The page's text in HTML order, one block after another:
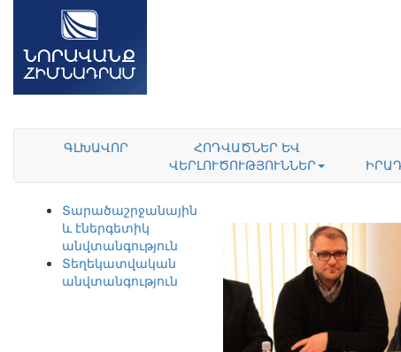
ԳԼԽԱՎՈՐ
ՀՈԴՎԱԾՆԵՐ ԵՎ
ՎԵՐԼՈՒԾՈՒԹՅՈՒՆՆԵՐ
Տարածաշրջանային
և էներգետիկ
անվտանգություն
Տեղեկատվական
անվտանգություն